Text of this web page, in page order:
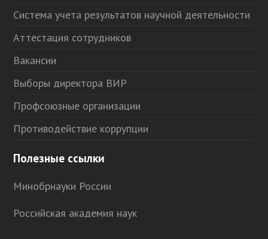
Система учета результатов научной деятельности
Аттестация сотрудников
Вакансии
Выборы директора ВИР
Профсоюзные организации
Противодействие коррупции
Полезные ссылки
Минобрнауки России
Российская академия наук